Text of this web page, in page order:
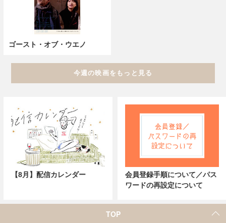
ゴースト・オブ・ウエノ
今週の映画をもっと見る
【8月】配信カレンダー
会員登録手順について／パス
ワードの再設定について
TOP